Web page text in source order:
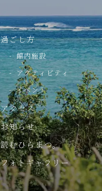
過ごし方
館内施設
アクティビティ
イベント
アクセス
お知らせ
読むひらまつ。
フォトギャラリー